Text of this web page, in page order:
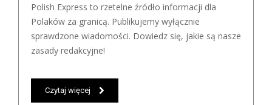
Polish Express to rzetelne źródło informacji dla
Polaków za granicą. Publikujemy wyłącznie
sprawdzone wiadomości. Dowiedz się, jakie są nasze
zasady redakcyjne!
Czytaj więcej